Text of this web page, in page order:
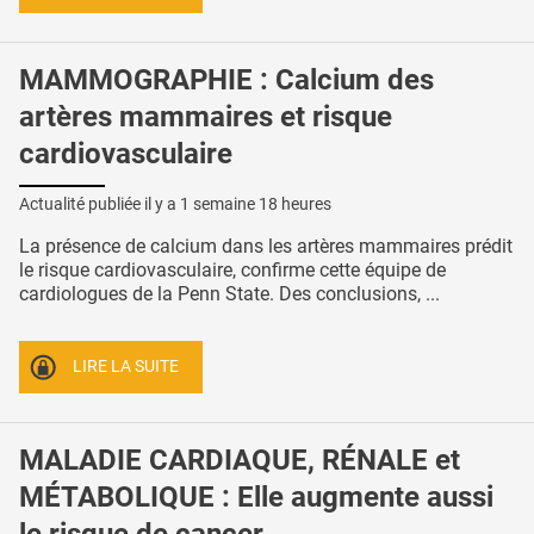
MAMMOGRAPHIE : Calcium des
artères mammaires et risque
cardiovasculaire
Actualité publiée il y a 1 semaine 18 heures
La présence de calcium dans les artères mammaires prédit
le risque cardiovasculaire, confirme cette équipe de
cardiologues de la Penn State. Des conclusions, ...
LIRE LA SUITE
MALADIE CARDIAQUE, RÉNALE et
MÉTABOLIQUE : Elle augmente aussi